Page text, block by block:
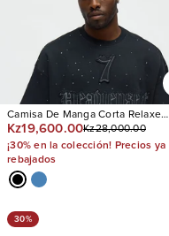
Camisa De Manga Corta Relaxed
Heavensent 777
Kz19,600.00Kz28,000.00
¡30% en la colección! Precios ya
rebajados
30%